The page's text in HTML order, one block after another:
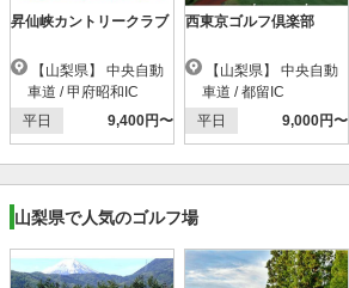
昇仙峡カントリークラブ
車道 / 甲府昭和IC
平日
9,400円〜
西東京ゴルフ倶楽部
車道 / 都留IC
平日
9,000円〜
山梨県で人気のゴルフ場